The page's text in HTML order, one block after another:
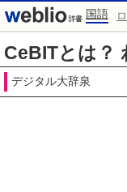
国語
CeBITとは？
デジタル大辞泉